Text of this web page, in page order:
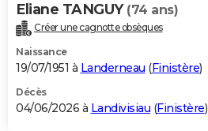
Eliane TANGUY (74 ans)
Créer une cagnotte obsèques
Naissance
19/07/1951 à Landerneau (Finistère)
Décès
04/06/2026 à Landivisiau (Finistère)